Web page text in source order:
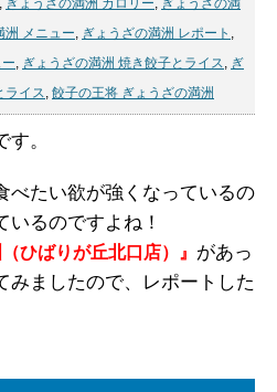
, ぎょうざの満洲 カロリー, ぎょうざの満
洲 メニュー, ぎょうざの満洲 レポート ,
, ぎょうざの満洲 焼き餃子とライス, ぎ
ライス, 餃子の王将 ぎょうざの満洲
。
べたい欲が強くなっているの
いるのですよね！
ひばりが丘北口店）』 があっ
みましたので、レポートした